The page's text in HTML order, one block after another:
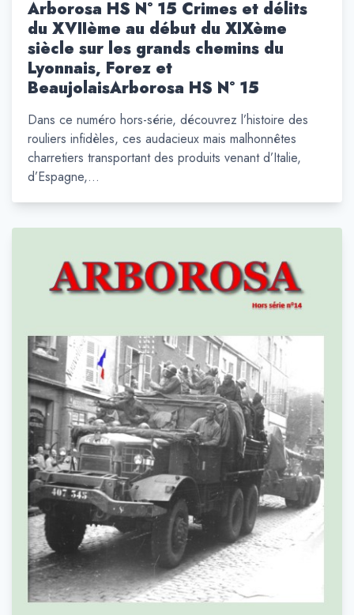
Arborosa HS N° 15 Crimes et délits
du XVIIème au début du XIXème
siècle sur les grands chemins du
Lyonnais, Forez et
BeaujolaisArborosa HS N° 15
Dans ce numéro hors-série, découvrez l’histoire des
rouliers infidèles, ces audacieux mais malhonnêtes
charretiers transportant des produits venant d’Italie,
d’Espagne,…